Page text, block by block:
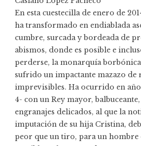
En esta cuestecilla de enero de
ha transformado en endiablada
cumbre, surcada y bordeada de
abismos, donde es posible e
perderse, la monarquía
sufrido un impactante mazazo de
imprevisibles. Ha ocurrido en
4- con un Rey mayor,
engranajes delicados, al que la
imputación de su hija Cristina,
peor que un tiro, para un hombre